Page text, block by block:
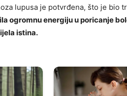
lupusa je potvrđena, što je bio
ogromnu energiju u poricanje
istina.